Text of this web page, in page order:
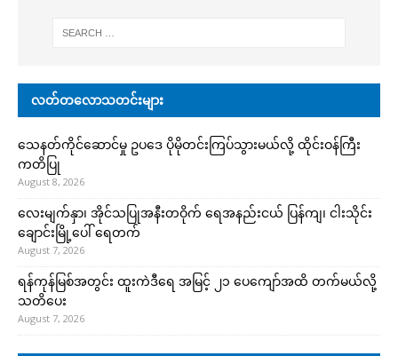
လတ်တလောသတင်းများ
သေနတ်ကိုင်ဆောင်မှု ဥပဒေ ပိုမိုတင်းကြပ်သွားမယ်လို့ ထိုင်းဝန်ကြီး
ကတိပြု
August 8, 2026
လေးမျက်နှာ၊ အိုင်သပြုအနီးတဝိုက် ရေအနည်းငယ် ပြန်ကျ၊ ငါးသိုင်း
ချောင်းမြို့ပေါ် ရေတက်
August 7, 2026
ရန်ကုန်မြစ်အတွင်း ထူးကဲဒီရေ အ​မြင့် ၂၁ ပေကျော်အထိ တက်မယ်လို့
သတိပေး
August 7, 2026